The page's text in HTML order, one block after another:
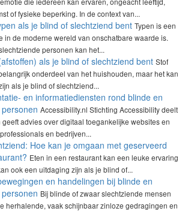
of fysieke beperking. In de context van...
als je blind of slechtziend bent Typen is een
in de moderne wereld van onschatbare waarde is.
personen kan het...
als je blind of slechtziend bent Stof
onderdeel van het huishouden, maar het kan
als je blind of slechtziend...
en informatiediensten rond blinde en
Accessibility.nl Stichting Accessibility deelt
advies over digitaal toegankelijke websites en
en bedrijven...
Hoe kan je omgaan met geserveerd
Eten in een restaurant kan een leuke ervaring
ook een uitdaging zijn als je blind of...
en handelingen bij blinde en
Bij blinde of zwaar slechtziende mensen
herhalende, vaak schijnbaar zinloze gedragingen en